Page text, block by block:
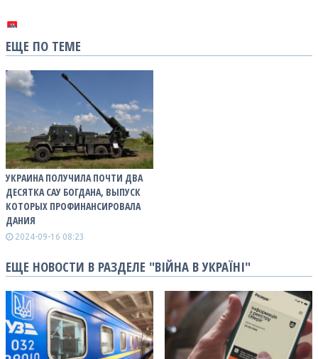
ЕЩЕ ПО ТЕМЕ
УКРАИНА ПОЛУЧИЛА ПОЧТИ ДВА
ДЕСЯТКА САУ БОГДАНА, ВЫПУСК
КОТОРЫХ ПРОФИНАНСИРОВАЛА
ДАНИЯ
2024-09-16 08:23
ЕЩЕ НОВОСТИ В РАЗДЕЛЕ "ВІЙНА В УКРАЇНІ"